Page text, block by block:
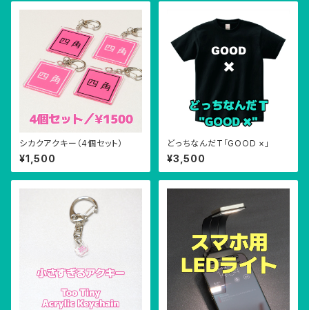
シカクアクキー（4個セット）
¥1,500
どっちなんだT「GOOD ×」
¥3,500